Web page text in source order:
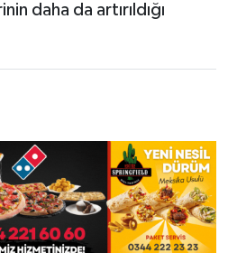
daha da artırıldığı